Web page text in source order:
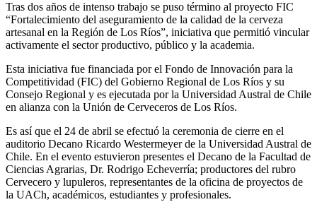
Tras dos años de intenso trabajo se puso término al proyecto FIC
“Fortalecimiento del aseguramiento de la calidad de la cerveza
artesanal en la Región de Los Ríos”, iniciativa que permitió vincular
activamente el sector productivo, público y la academia.
Esta iniciativa fue financiada por el Fondo de Innovación para la
Competitividad (FIC) del Gobierno Regional de Los Ríos y su
Consejo Regional y es ejecutada por la Universidad Austral de Chile
en alianza con la Unión de Cerveceros de Los Ríos.
Es así que el 24 de abril se efectuó la ceremonia de cierre en el
auditorio Decano Ricardo Westermeyer de la Universidad Austral de
Chile. En el evento estuvieron presentes el Decano de la Facultad de
Ciencias Agrarias, Dr. Rodrigo Echeverría; productores del rubro
Cervecero y lupuleros, representantes de la oficina de proyectos de
la UACh, académicos, estudiantes y profesionales.